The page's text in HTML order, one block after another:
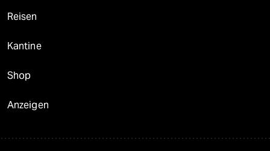
Reisen
Kantine
Shop
Anzeigen